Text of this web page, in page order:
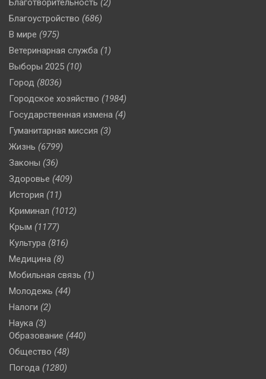
Благотворительность (2)
Благоустройство (686)
В мире (975)
Ветеринарная служба (1)
Выборы 2025 (10)
Город (8036)
Городское хозяйство (1984)
Государственная измена (4)
Гуманитарная миссия (3)
Жизнь (6799)
Законы (36)
Здоровье (409)
История (11)
Криминал (1012)
Крым (1177)
Культура (816)
Медицина (8)
Мобильная связь (1)
Молодежь (44)
Налоги (2)
Наука (3)
Образование (440)
Общество (48)
Погода (1280)